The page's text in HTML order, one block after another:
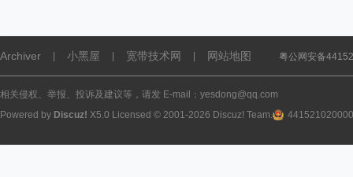
Archiver 小黑屋 宽带技术网 网站地图 粤公网安备
相关侵权、举报、投诉及建议等，请发 E-mail：yesdong@qq.com
Powered by Discuz! X5.0 Licensed © 2001-2026 Discuz! Team.